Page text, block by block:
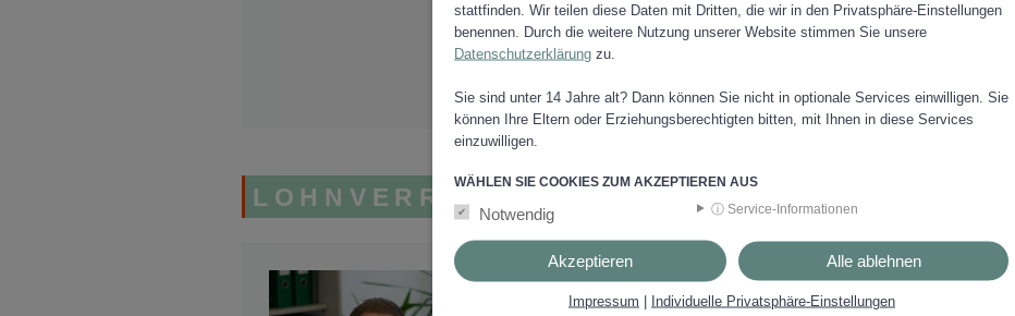
Telefon:
+43 3142 22170 - 232
E-Mail-pers:
LOHNVERRECHNUNG
PHILIPP KRAMMER
Zahlungsverkehr
stattfinden. Wir teilen diese Daten mit Dritten, die wir in den Privatsphäre-Einstellungen
benennen. Durch die weitere Nutzung unserer Website stimmen Sie unsere
Datenschutzerklärung zu.
Sie sind unter 14 Jahre alt? Dann können Sie nicht in optionale Services einwilligen. Sie
können Ihre Eltern oder Erziehungsberechtigten bitten, mit Ihnen in diese Services
einzuwilligen.
WÄHLEN SIE COOKIES ZUM AKZEPTIEREN AUS
Notwendig ⓘ Service-Informationen
Akzeptieren Alle ablehnen
Impressum | Individuelle Privatsphäre-Einstellungen